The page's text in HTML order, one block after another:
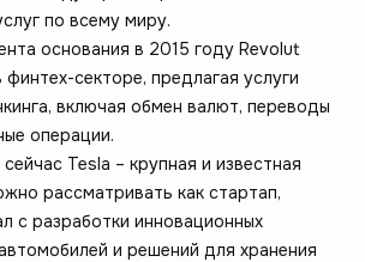
по всему миру.
основания в 2015 году Revolut
секторе, предлагая услуги
включая обмен валют, переводы
операции.
Tesla – крупная и известная
рассматривать как стартап,
с разработки инновационных
и решений для хранения